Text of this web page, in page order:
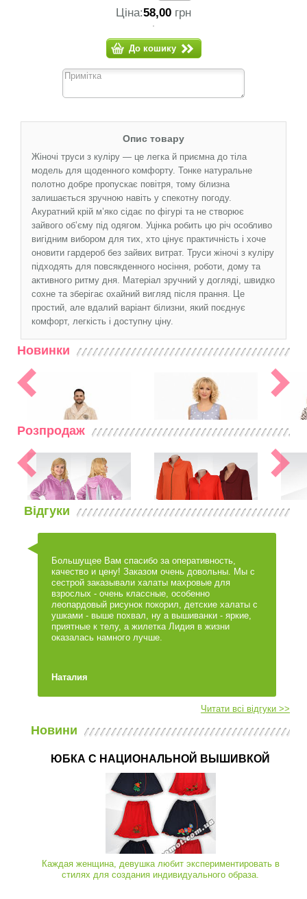
Ціна:58,00 грн
До кошику
Опис товару
Жіночі труси з куліру — це легка й приємна до тіла
модель для щоденного комфорту. Тонке натуральне
полотно добре пропускає повітря, тому білизна
залишається зручною навіть у спекотну погоду.
Акуратний крій м’яко сідає по фігурі та не створює
зайвого об’єму під одягом. Уцінка робить цю річ особливо
вигідним вибором для тих, хто цінує практичність і хоче
оновити гардероб без зайвих витрат. Труси жіночі з куліру
підходять для повсякденного носіння, роботи, дому та
активного ритму дня. Матеріал зручний у догляді, швидко
сохне та зберігає охайний вигляд після прання. Це
простий, але вдалий варіант білизни, який поєднує
комфорт, легкість і доступну ціну.
Новинки
Халат Комфорт велсофт
Халат Зірка фулікра
Розпродаж
03621
Халати теплі (махра, велюр)
Халат Міла велсофт
Халат фулікра з начосом
Новини
ЮБКА С НАЦИОНАЛЬНОЙ ВЫШИВКОЙ
Каждая женщина, девушка любит экспериментировать в
стилях для создания индивидуального образа.
Відгуки
Большущее Вам спасибо за оперативность,
качество и цену! Заказом очень довольны. Мы с
сестрой заказывали халаты махровые для
взрослых - очень классные, особенно
леопардовый рисунок покорил, детские халаты с
ушками - выше похвал, ну а вышиванки - яркие,
приятные к телу, а жилетка Лидия в жизни
оказалась намного лучше.
Наталия
Читати всі відгуки >>